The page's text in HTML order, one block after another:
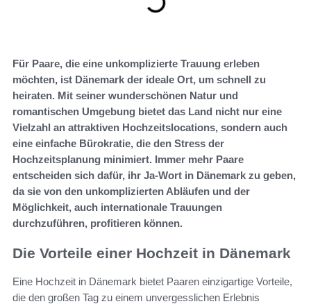
Für Paare, die eine unkomplizierte Trauung erleben
möchten, ist Dänemark der ideale Ort, um schnell zu
heiraten. Mit seiner wunderschönen Natur und
romantischen Umgebung bietet das Land nicht nur eine
Vielzahl an attraktiven Hochzeitslocations, sondern auch
eine einfache Bürokratie, die den Stress der
Hochzeitsplanung minimiert. Immer mehr Paare
entscheiden sich dafür, ihr Ja-Wort in Dänemark zu geben,
da sie von den unkomplizierten Abläufen und der
Möglichkeit, auch internationale Trauungen
durchzuführen, profitieren können.
Die Vorteile einer Hochzeit in Dänemark
Eine Hochzeit in Dänemark bietet Paaren einzigartige Vorteile,
die den großen Tag zu einem unvergesslichen Erlebnis